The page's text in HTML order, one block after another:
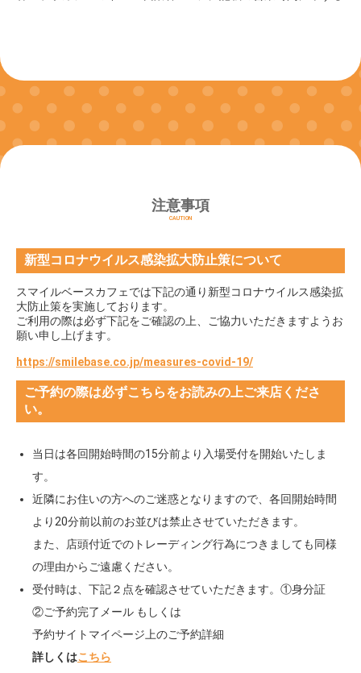
注意事項
CAUTION
新型コロナウイルス感染拡大防止策について
スマイルベースカフェでは下記の通り新型コロナウイルス感染拡
大防止策を実施しております。
ご利用の際は必ず下記をご確認の上、ご協力いただきますようお
願い申し上げます。
https://smilebase.co.jp/measures-covid-19/
ご予約の際は必ずこちらをお読みの上ご来店くださ
い。
当日は各回開始時間の15分前より入場受付を開始いたしま
す。
近隣にお住いの方へのご迷惑となりますので、各回開始時間
より20分前以前のお並びは禁止させていただきます。
また、店頭付近でのトレーディング行為につきましても同様
の理由からご遠慮ください。
受付時は、下記２点を確認させていただきます。①身分証
②ご予約完了メール もしくは
予約サイトマイページ上のご予約詳細
詳しくはこちら